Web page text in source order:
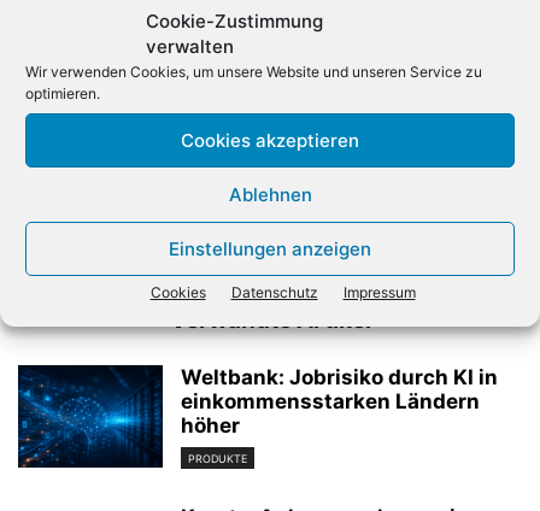
Cookie-Zustimmung
verwalten
Wir verwenden Cookies, um unsere Website und unseren Service zu
optimieren.
Cookies akzeptieren
Ablehnen
Einstellungen anzeigen
Cookies Datenschutz Impressum
Multiroom-Systeme auf der
IFA: Software gibt den Ton an
Acmeo: Alles was
Systemhäuser brauchen
Verwandte Artikel
Weltbank: Jobrisiko durch KI in
einkommensstarken Ländern
höher
PRODUKTE